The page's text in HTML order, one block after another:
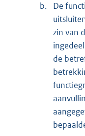
b.
De
zin van
de